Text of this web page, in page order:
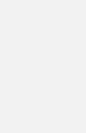
les petits
à l’appel